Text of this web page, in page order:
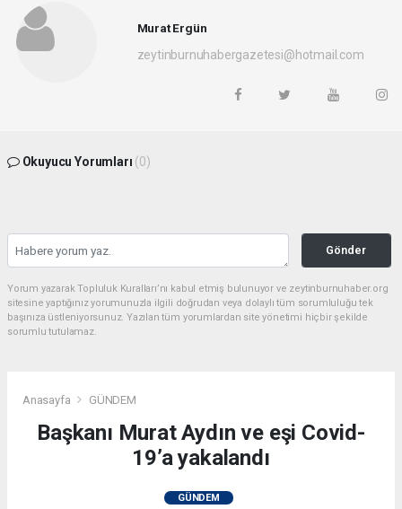
Murat Ergün
zeytinburnuhabergazetesi@hotmail.com
Okuyucu Yorumları (0)
Gönder
Yorum yazarak Topluluk Kuralları’nı kabul etmiş bulunuyor ve zeytinburnuhaber.org
sitesine yaptığınız yorumunuzla ilgili doğrudan veya dolaylı tüm sorumluluğu tek
başınıza üstleniyorsunuz. Yazılan tüm yorumlardan site yönetimi hiçbir şekilde
sorumlu tutulamaz.
Anasayfa GÜNDEM
Başkanı Murat Aydın ve eşi Covid-
19’a yakalandı
GÜNDEM